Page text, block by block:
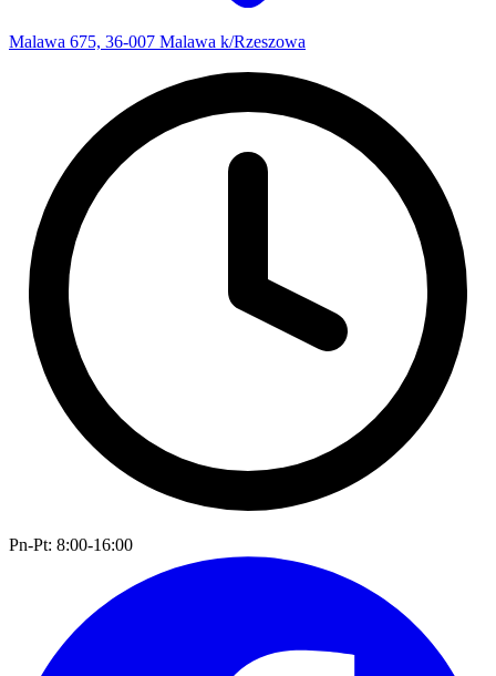
Malawa 675, 36-007 Malawa k/Rzeszowa
Pn-Pt: 8:00-16:00